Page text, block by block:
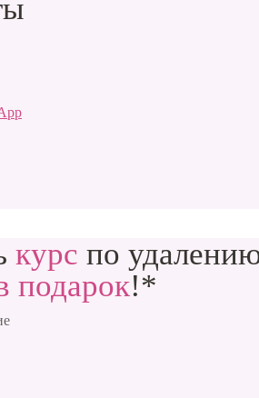
курс по
подарок!*